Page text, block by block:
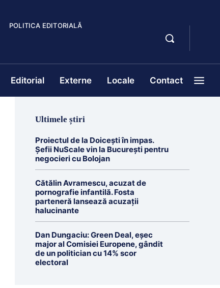
POLITICA EDITORIALĂ
Editorial Externe Locale Contact
Ultimele știri
Proiectul de la Doicești în impas.
Șefii NuScale vin la București pentru
negocieri cu Bolojan
Cătălin Avramescu, acuzat de
pornografie infantilă. Fosta
parteneră lansează acuzații
halucinante
Dan Dungaciu: Green Deal, eșec
major al Comisiei Europene, gândit
de un politician cu 14% scor
electoral